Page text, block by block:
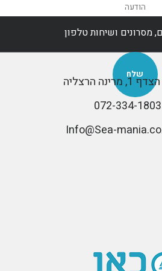
מסרונים ושיחות טלפון
הרצליה